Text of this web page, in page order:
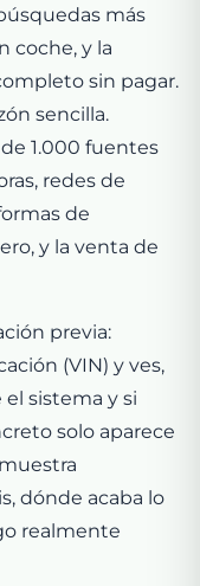
más
coche, y la
sin pagar.
sencilla.
1.000 fuentes
redes de
de
y la venta de
previa:
(VIN) y ves,
sistema y si
solo aparece
dónde acaba lo
realmente